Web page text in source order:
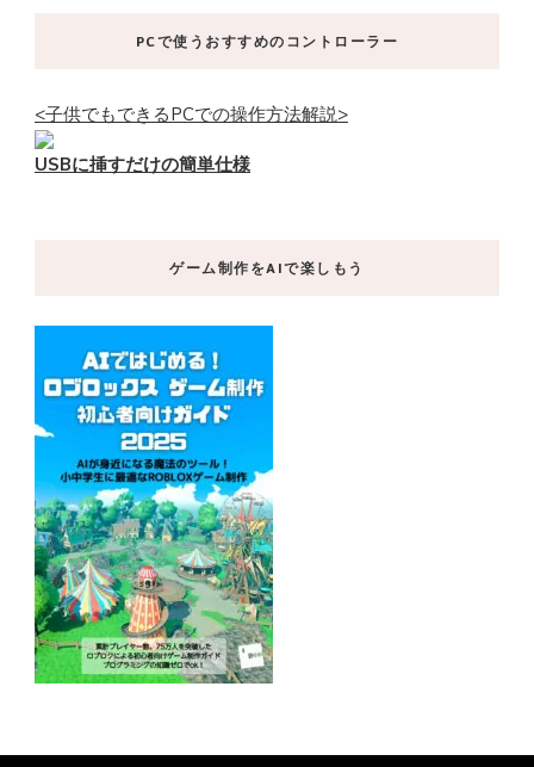
PCで使うおすすめのコントローラー
<子供でもできるPCでの操作方法解説>
USBに挿すだけの簡単仕様
ゲーム制作をAIで楽しもう